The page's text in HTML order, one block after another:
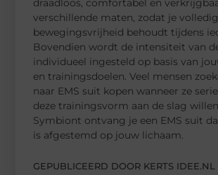
verschillende maten, zodat je
bewegingsvrijheid behoudt tijdens
Bovendien wordt de intensiteit van
individueel ingesteld op basis van
en trainingsdoelen. Veel mensen
naar EMS suit kopen wanneer ze
deze trainingsvorm aan de slag
Symbiont ontvang je een EMS suit
is afgestemd op jouw lichaam.
GEPUBLICEERD DOOR KERTS IDEE.NL